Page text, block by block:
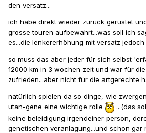
den versatz...
ich habe direkt wieder zurück gerüstet
grosse touren aufbewahrt...was soll ich
es...die lenkererhöhung mit versatz jedoch
so muss das aber jeder für sich selbst
12000 km in 3 wochen zeit und war für
zufrieden...aber nicht für die artgerechte
natürlich spielen da so dinge, wie
utan-gene eine wichtige rolle
...(das
keine beleidigung irgendeiner person,
genetischen veranlagung...und schon gar